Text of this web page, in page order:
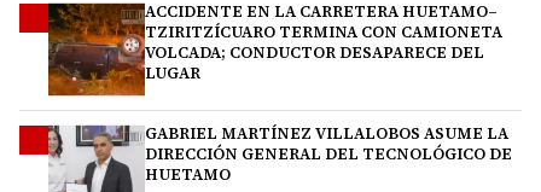
ACCIDENTE EN LA CARRETERA HUETAMO–
TZIRITZÍCUARO TERMINA CON CAMIONETA
VOLCADA; CONDUCTOR DESAPARECE DEL
LUGAR
GABRIEL MARTÍNEZ VILLALOBOS ASUME LA
DIRECCIÓN GENERAL DEL TECNOLÓGICO DE
HUETAMO